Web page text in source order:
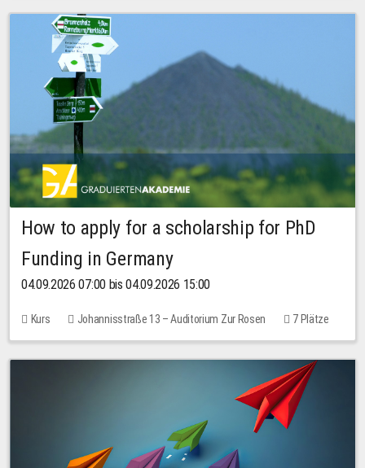
How to apply for a scholarship for PhD
Funding in Germany
04.09.2026 07:00 bis 04.09.2026 15:00
Kurs Johannisstraße 13 – Auditorium Zur Rosen
7 Plätze
10,00 EUR